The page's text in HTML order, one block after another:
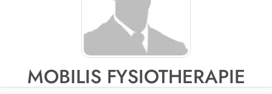
MOBILIS FYSIOTHERAPIE